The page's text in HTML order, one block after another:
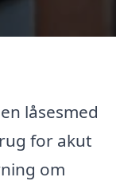
låsesmed
for akut
om